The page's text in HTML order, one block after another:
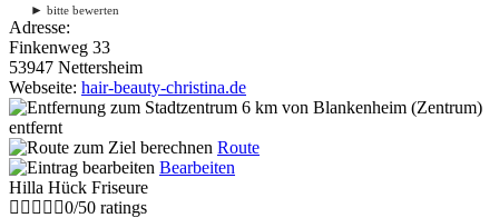
► bitte bewerten
Adresse:
Finkenweg 33
53947 Nettersheim
Webseite: hair-beauty-christina.de
6 km von Blankenheim (Zentrum)
entfernt
Route
Bearbeiten
Hilla Hück Friseure
0/50 ratings